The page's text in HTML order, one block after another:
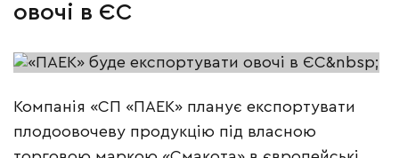
овочі в ЄС
Компанія «СП «ПАЕК» планує експортувати
плодоовочеву продукцію під власною